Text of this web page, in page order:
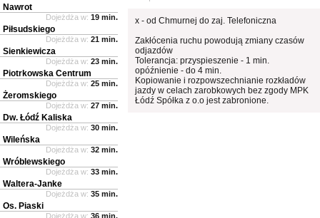
x - od Chmurnej do zaj. Telefoniczna
Zakłócenia ruchu powodują zmiany czasów
odjazdów
Tolerancja: przyspieszenie - 1 min.
opóźnienie - do 4 min.
Kopiowanie i rozpowszechnianie rozkładów
jazdy w celach zarobkowych bez zgody MPK
Łódź Spółka z o.o jest zabronione.
Nawrot
Dojeżdża w: 19 min.
Piłsudskiego
Dojeżdża w: 21 min.
Sienkiewicza
Dojeżdża w: 23 min.
Piotrkowska Centrum
Dojeżdża w: 25 min.
Żeromskiego
Dojeżdża w: 27 min.
Dw. Łódź Kaliska
Dojeżdża w: 30 min.
Wileńska
Dojeżdża w: 32 min.
Wróblewskiego
Dojeżdża w: 33 min.
Waltera-Janke
Dojeżdża w: 35 min.
Os. Piaski
Dojeżdża w: 36 min.